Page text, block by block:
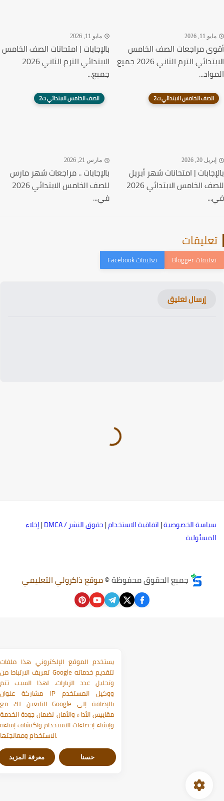
11, 2026
مراجعات الصف الخامس
الابتدائي الترم الثاني 2026 جميع
مايو 11, 2026
بالإجابات | امتحانات الصف الخامس
الابتدائي الترم الثاني 2026
جميع...
الصف الخامس الابتدائي ت2
20, 2026
| امتحانات شهر أبريل
للصف الخامس الابتدائي 2026
الصف الخامس الابتدائي ت2
مارس 21, 2026
بالإجابات .. مراجعات شهر مارس
للصف الخامس الابتدائي 2026
في...
إرسال تعليق
الخصوصية|اتفاقية الاستخدام|حقوق النشر / DMCA |إخلاء
جميع الحقوق محفوظة ©موقع ذاكرولي التعليمي
يستخدم الموقع الإلكتروني هذا ملفات
تعريف الارتباط من Google لتقديم خدماته
وتحليل عدد الزيارات. لهذا السبب تتم
مشاركة عنوان IP ووكيل المستخدم
التابعين لك مع Google بالإضافة إلى
مقاييس الأداء والأمان لضمان جودة الخدمة
وإنشاء إحصاءات الاستخدام واكتشاف إساءة
معرفة المزيد حسنا